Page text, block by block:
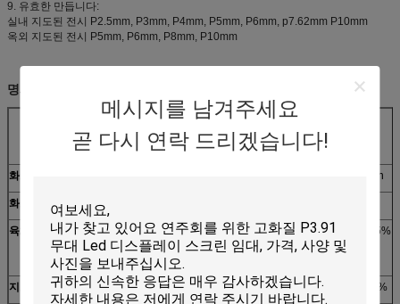
메시지를 남겨주세요
곧 다시 연락 드리겠습니다!
9. 유효한 만듭니다:
실내 지도된 전시 P2.5mm, P3mm, P4mm, P5mm, P6mm, p7.62mm P10mm
옥외 지도된 전시 P5mm, P6mm, P8mm, P10mm
명세
품목 P8 모수
화소 피치 일정한 current1/4scan
화소 윤곽 1R1G1B
육체적인 조밀도 15625dots/㎡
가
동 Temperatuer
-30℃~+45℃ 10%~95%
지도된 칩 SMD3535 입력 전압 220V±10%/110V±10%